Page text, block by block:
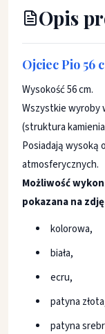
Opis
Ojciec Pio 56
Wysokość 56 cm.
Wszystkie wyroby
(struktura
Posiadają wysoką
atmosferycznych.
Możliwość
pokazana na
kolorowa,
biała,
ecru,
patyna
patyna